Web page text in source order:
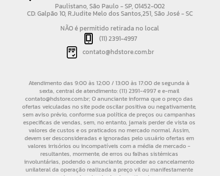
Paulistano, São Paulo - SP, 01452-002
CD: Galpão 10, R.Judite Melo dos Santos,251, São José - SC
NÃO é permitido retirada no local
(11) 2391-4997
contato@hdstore.com.br